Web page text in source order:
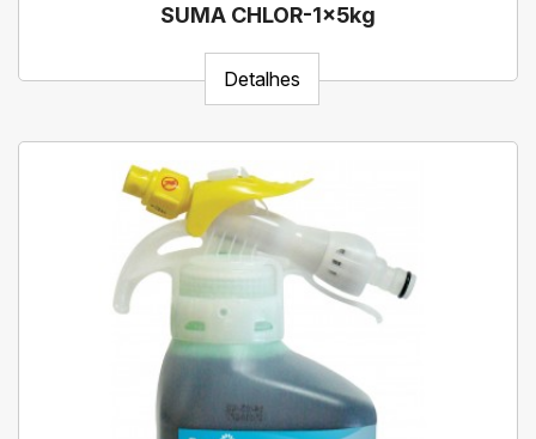
SUMA CHLOR-1x5kg
Detalhes